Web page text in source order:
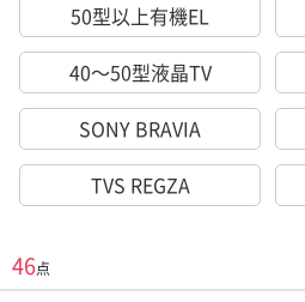
50型以上有機EL
40～50型液晶TV
SONY BRAVIA
TVS REGZA
46点